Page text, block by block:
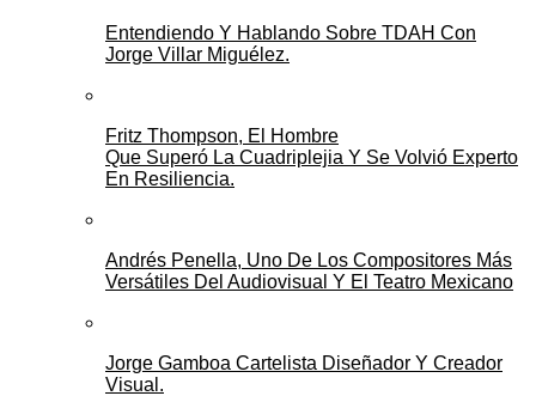
Entendiendo Y Hablando Sobre TDAH Con
Jorge Villar Miguélez.
Fritz Thompson, El Hombre
Que Superó La Cuadriplejia Y Se Volvió Experto
En Resiliencia.
Andrés Penella, Uno De Los Compositores Más
Versátiles Del Audiovisual Y El Teatro Mexicano
Jorge Gamboa Cartelista Diseñador Y Creador
Visual.